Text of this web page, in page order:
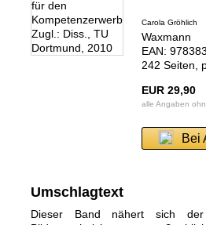
Carola Gröhlich
Waxmann
EAN:
242 Seiten,
EUR 29,90
alle Angaben
Bei
Umschlagtext
Dieser Band nähert sich